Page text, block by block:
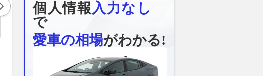
アウディ代表、サインツJr.＆ピ
アストリ移籍の憶測を否定「い
つか我々が競争力を持てるとい
ーカーEV、スマート『フォー
ツーed』【懐かしのカーカタ
個人情報 入力なし
で
愛車の相場がわかる!